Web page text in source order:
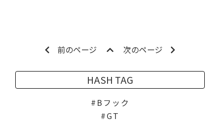
前のページ 次のページ
HASH TAG
Bフック
GT